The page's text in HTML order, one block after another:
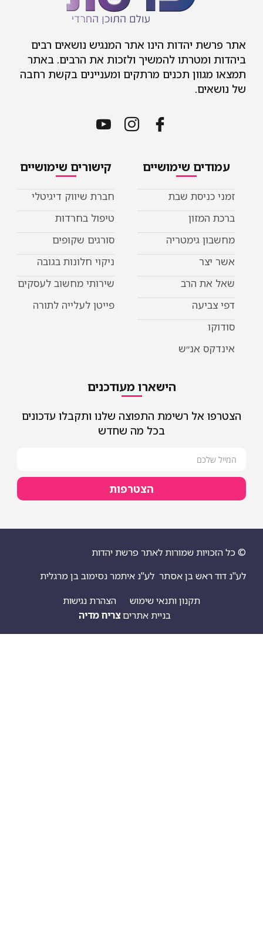
יהדות הינו אתר המנגיש נושאים רבים
ומטרתו להמשיך ולזכות את הרבים. באתר
תכנים מרתקים ומעניינים בקשת רחבה
שימושיים
שבת
גימטריה
הרב
אנ״ש
קישורים שימושיים
חברת שיווק דיגיטלי
טיפול בחרדות
סורגים שקופים
ניקוי חלונות בגובה
שירותי מחשוב לעסקים
פייטן לעלייה לתורה
הישארו מעודכנים
אל רשימת התפוצה שלנו ותקבלו עדכונים
בכל מה שחדש
שמורות לאתר פרשת יהדות
ראש בן אסתר לע"נ איתמר נסימוב בן מרגלית
תקנון ותנאי שימוש
הצהרת נגישות
בניית אתריםצריח מדיה